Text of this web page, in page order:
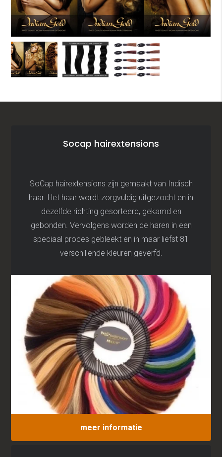
Socap hairextensions
SoCap hairextensions zijn gemaakt van Indisch
haar. Het haar wordt zorgvuldig uitgezocht en in
dezelfde richting gesorteerd, gekamd en
gebonden. Vervolgens worden de haren in een
speciaal proces gebleekt en in maar liefst 81
verschillende kleuren geverfd.
meer informatie